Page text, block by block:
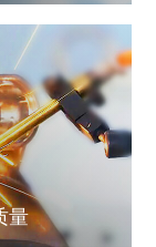
量